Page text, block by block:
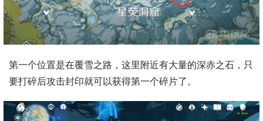
第一个位置是在覆雪之路，这里附近有大量的深赤之石，只
要打碎后攻击封印就可以获得第一个碎片了。